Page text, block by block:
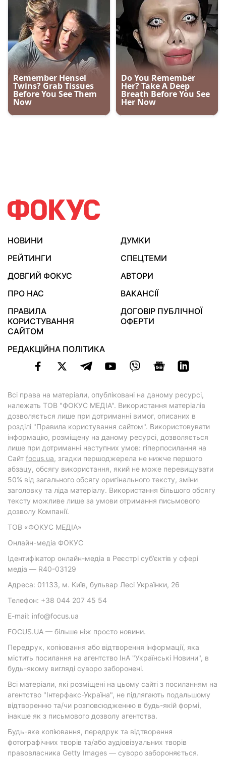
НОВИНИ
ДУМКИ
РЕЙТИНГИ
СПЕЦТЕМИ
ДОВГИЙ ФОКУС
АВТОРИ
ПРО НАС
ВАКАНСІЇ
ПРАВИЛА
КОРИСТУВАННЯ
САЙТОМ
ДОГОВІР ПУБЛІЧНОЇ
ОФЕРТИ
РЕДАКЦІЙНА ПОЛІТИКА
Всі права на матеріали, опубліковані на даному ресурсі,
належать ТОВ "ФОКУС МЕДІА". Використання матеріалів
дозволяється лише при дотриманні вимог, описаних в
розділі "Правила користування сайтом". Використовувати
інформацію, розміщену на даному ресурсі, дозволяється
лише при дотриманні наступних умов: гіперпосилання на
Cайт focus.ua, згадки першоджерела не нижче першого
абзацу, обсягу використання, який не може перевищувати
50% від загального обсягу оригінального тексту, зміни
заголовку та ліда матеріалу. Використання більшого обсягу
тексту можливе лише за умови отримання письмового
дозволу Компанії.
ТОВ «ФОКУС МЕДІА»
Онлайн-медіа ФОКУС
Ідентифікатор онлайн-медіа в Реєстрі суб’єктів у сфері
медіа — R40-03129
Адреса: 01133, м. Київ, бульвар Лесі Українки, 26
Телефон: +38 044 207 45 54
E-mail: info@focus.ua
FOCUS.UA — більше ніж просто новини.
Передрук, копіювання або відтворення інформації, яка
містить посилання на агентство ІнА "Українські Новини", в
будь-якому вигляді суворо заборонені.
Всі матеріали, які розміщені на цьому сайті з посиланням на
агентство "Інтерфакс-Україна", не підлягають подальшому
відтворенню та/чи розповсюдженню в будь-якій формі,
інакше як з письмового дозволу агентства.
Будь-яке копіювання, передрук та відтворення
фотографічних творів та/або аудіовізуальних творів
правовласника Getty Images — суворо забороняється.